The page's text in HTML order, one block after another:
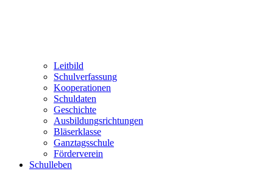
Leitbild
Schulverfassung
Kooperationen
Schuldaten
Geschichte
Ausbildungsrichtungen
Bläserklasse
Ganztagsschule
Förderverein
Schulleben